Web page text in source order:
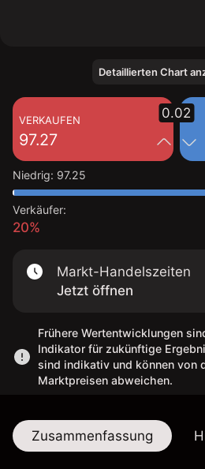
Detaillierten Chart
VERKAUFEN
97.27
0.02
Niedrig: 97.25
Verkäufer:
20%
Markt-Handelszeiten
Jetzt öffnen
Frühere Wertentwicklungen
Indikator für zukünftige
sind indikativ und können von
Marktpreisen abweichen.
Zusammenfassung